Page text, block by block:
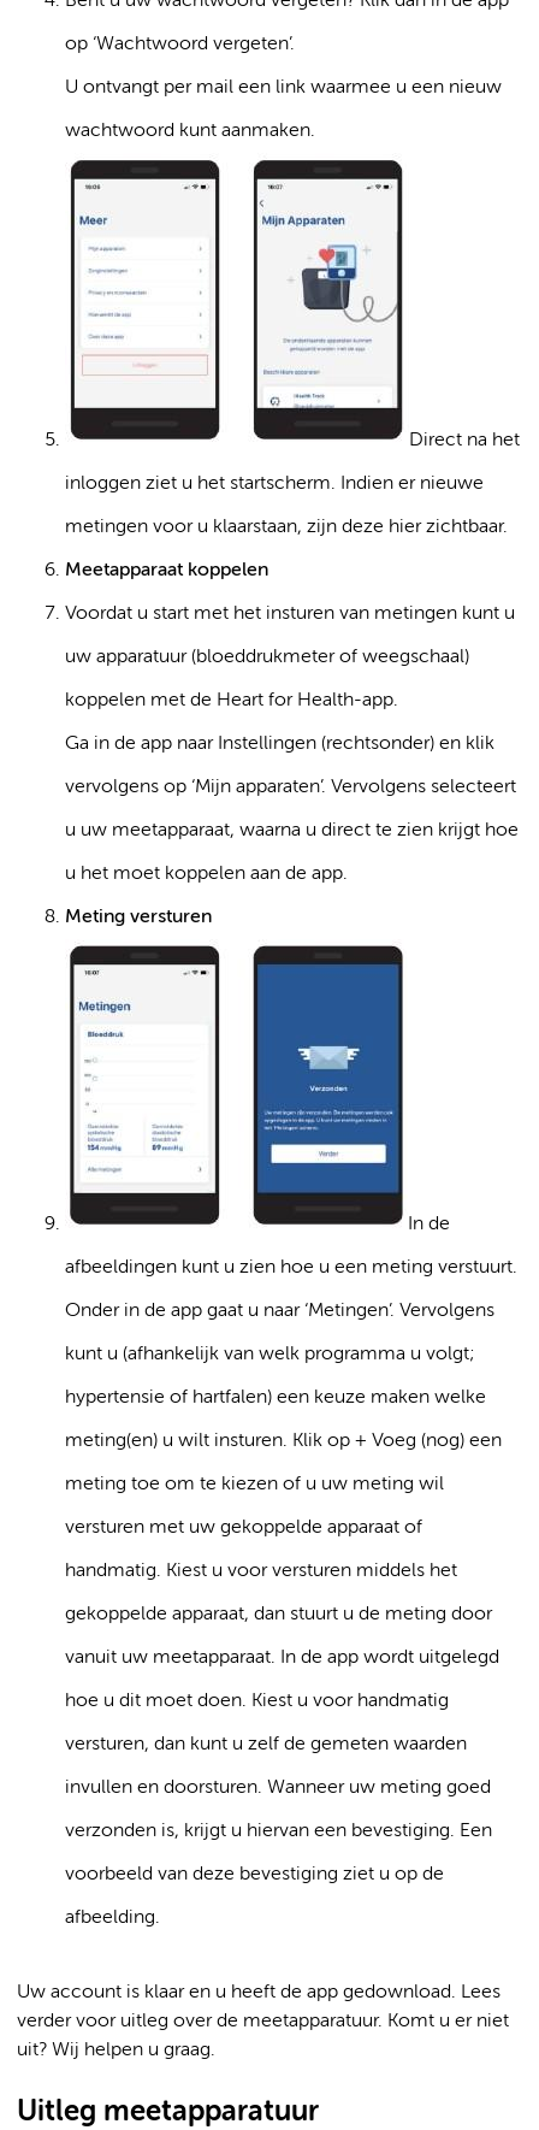
op ‘Wachtwoord vergeten’.
U ontvangt per mail een link waarmee u een nieuw
wachtwoord kunt aanmaken.
Direct na het
inloggen ziet u het startscherm. Indien er nieuwe
metingen voor u klaarstaan, zijn deze hier zichtbaar.
Meetapparaat koppelen
Voordat u start met het insturen van metingen kunt u
uw apparatuur (bloeddrukmeter of weegschaal)
koppelen met de Heart for Health-app.
Ga in de app naar Instellingen (rechtsonder) en klik
vervolgens op ‘Mijn apparaten’. Vervolgens selecteert
u uw meetapparaat, waarna u direct te zien krijgt hoe
u het moet koppelen aan de app.
Meting versturen
In de
afbeeldingen kunt u zien hoe u een meting verstuurt.
Onder in de app gaat u naar ‘Metingen’. Vervolgens
kunt u (afhankelijk van welk programma u volgt;
hypertensie of hartfalen) een keuze maken welke
meting(en) u wilt insturen. Klik op + Voeg (nog) een
meting toe om te kiezen of u uw meting wil
versturen met uw gekoppelde apparaat of
handmatig. Kiest u voor versturen middels het
gekoppelde apparaat, dan stuurt u de meting door
vanuit uw meetapparaat. In de app wordt uitgelegd
hoe u dit moet doen. Kiest u voor handmatig
versturen, dan kunt u zelf de gemeten waarden
invullen en doorsturen. Wanneer uw meting goed
verzonden is, krijgt u hiervan een bevestiging. Een
voorbeeld van deze bevestiging ziet u op de
afbeelding.
Uw account is klaar en u heeft de app gedownload. Lees
verder voor uitleg over de meetapparatuur. Komt u er niet
uit? Wij helpen u graag.
Uitleg meetapparatuur